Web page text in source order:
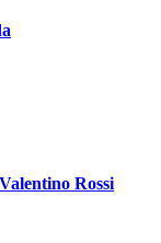
Rossi